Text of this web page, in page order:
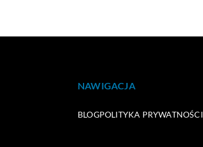
NAWIGACJA
BLOGPOLITYKA PRYWATNOŚCI